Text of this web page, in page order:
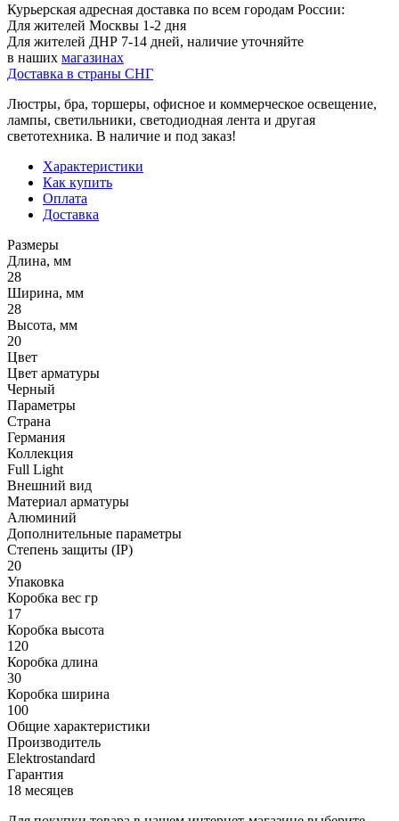
Курьерская адресная доставка по всем городам России:
Для жителей Москвы 1-2 дня
Для жителей ДНР 7-14 дней, наличие уточняйте
в наших магазинах
Доставка в страны СНГ
Люстры, бра, торшеры, офисное и коммерческое освещение,
лампы, светильники, светодиодная лента и другая
светотехника. В наличие и под заказ!
Характеристики
Как купить
Оплата
Доставка
Размеры
Длина, мм
28
Ширина, мм
28
Высота, мм
20
Цвет
Цвет арматуры
Черный
Параметры
Страна
Германия
Коллекция
Full Light
Внешний вид
Материал арматуры
Алюминий
Дополнительные параметры
Степень защиты (IP)
20
Упаковка
Коробка вес гр
17
Коробка высота
120
Коробка длина
30
Коробка ширина
100
Общие характеристики
Производитель
Elektrostandard
Гарантия
18 месяцев